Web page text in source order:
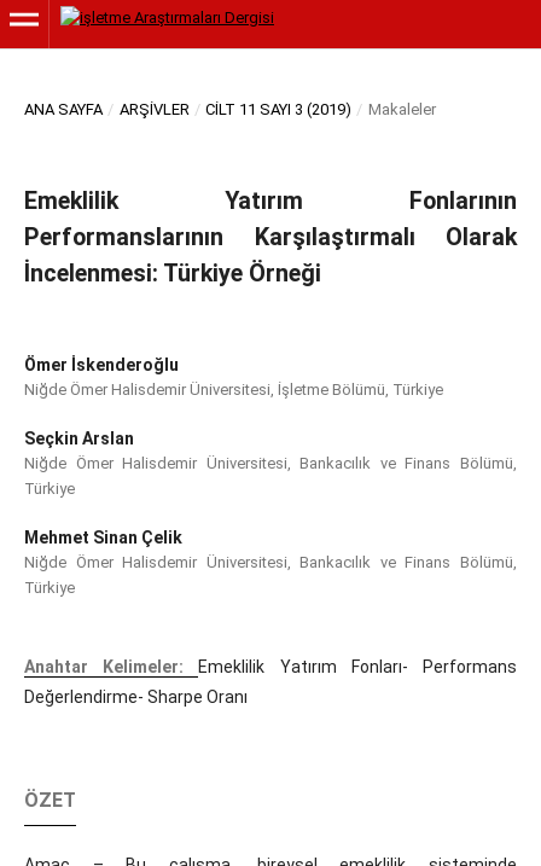
ANA SAYFA / ARŞIVLER / CILT 11 SAYI 3 (2019) / Makaleler
Emeklilik Yatırım Fonlarının
Performanslarının Karşılaştırmalı Olarak
İncelenmesi: Türkiye Örneği
Ömer İskenderoğlu
Niğde Ömer Halisdemir Üniversitesi, İşletme Bölümü, Türkiye
Seçkin Arslan
Niğde Ömer Halisdemir Üniversitesi, Bankacılık ve Finans Bölümü,
Türkiye
Mehmet Sinan Çelik
Niğde Ömer Halisdemir Üniversitesi, Bankacılık ve Finans Bölümü,
Türkiye
Anahtar Kelimeler: Emeklilik Yatırım Fonları- Performans
Değerlendirme- Sharpe Oranı
ÖZET